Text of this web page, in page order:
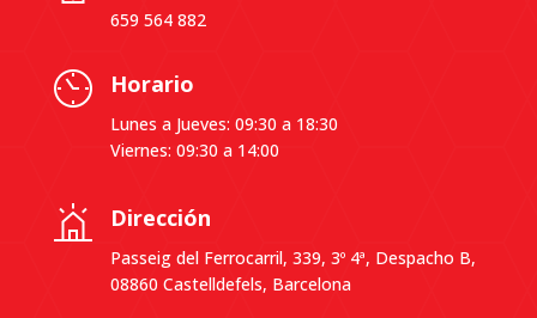
659 564 882
Horario
Lunes a Jueves: 09:30 a 18:30
Viernes: 09:30 a 14:00
Dirección
Passeig del Ferrocarril, 339, 3º 4ª, Despacho B,
08860 Castelldefels, Barcelona